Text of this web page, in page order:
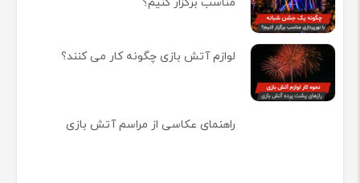
لوازم آتش بازی چگونه کار می کنند؟
راهنمای عکاسی از مراسم آتش بازی